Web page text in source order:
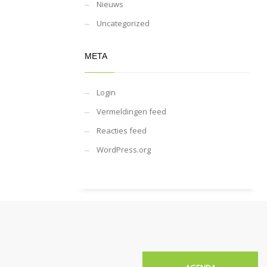
Nieuws
Uncategorized
META
Login
Vermeldingen feed
Reacties feed
WordPress.org